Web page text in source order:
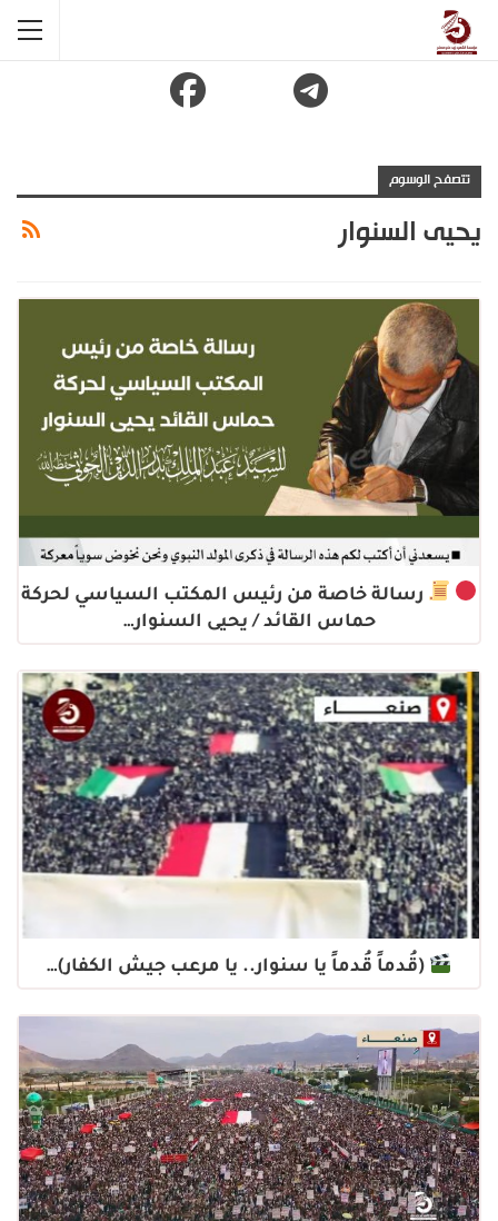
تتصفح الوسوم
يحيى السنوار
رسالة خاصة من رئيس المكتب السياسي لحركة
حماس القائد / يحيى السنوار…
(قُدماً قُدماً يا سنوار.. يا مرعب جيش الكفار)…